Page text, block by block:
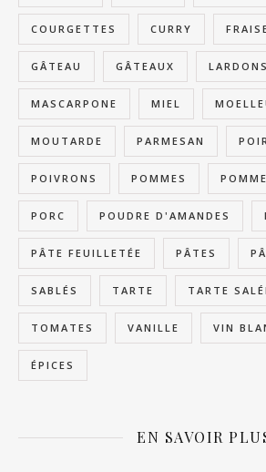
COURGETTES CURRY
GÂTEAU GÂTEAUX LARDONS
MASCARPONE MIEL
MOUTARDE PARMESAN
POIVRONS POMMES
PORC POUDRE D'AMANDES
PÂTE FEUILLETÉE PÂTES
SABLÉS TARTE TARTE
TOMATES VANILLE VIN
ÉPICES
EN SAVOIR